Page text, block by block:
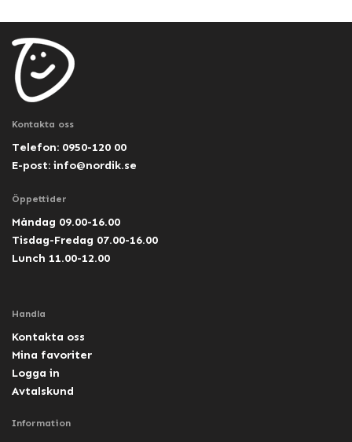
Kontakta oss
Telefon: 0950-120 00
E-post: info@nordik.se
Öppettider
Måndag 09.00-16.00
Tisdag-Fredag 07.00-16.00
Lunch 11.00-12.00
Handla
Kontakta oss
Mina favoriter
Logga in
Avtalskund
Information